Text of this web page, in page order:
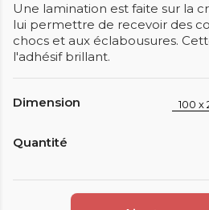
Une lamination est faite sur la
lui permettre de recevoir des
chocs et aux éclabousures.
l'adhésif brillant.
Dimension
Quantité